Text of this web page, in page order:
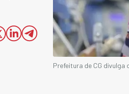
Prefeitura de CG divulga